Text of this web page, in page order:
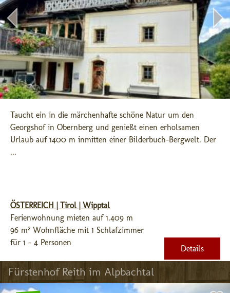
Taucht ein in die märchenhafte schöne Natur um den
Georgshof in Obernberg und genießt einen erholsamen
Urlaub auf 1400 m inmitten einer Bilderbuch-Bergwelt. Der
...
ÖSTERREICH | Tirol | Wipptal
Ferienwohnung mieten auf 1.409 m
96 m² Wohnfläche mit 1 Schlafzimmer
für 1 - 4 Personen
Details
Fürstenhof Reith im Alpbachtal